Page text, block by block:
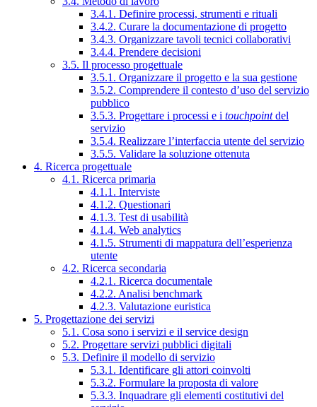
3.4.1. Definire processi, strumenti e rituali
3.4.2. Curare la documentazione di progetto
3.4.3. Organizzare tavoli tecnici collaborativi
3.4.4. Prendere decisioni
3.5. Il processo progettuale
3.5.1. Organizzare il progetto e la sua gestione
3.5.2. Comprendere il contesto d’uso del servizio
pubblico
3.5.3. Progettare i processi e i touchpointdel
servizio
3.5.4. Realizzare l’interfaccia utente del servizio
3.5.5. Validare la soluzione ottenuta
4. Ricerca progettuale
4.1. Ricerca primaria
4.1.1. Interviste
4.1.2. Questionari
4.1.3. Test di usabilità
4.1.4. Web analytics
4.1.5. Strumenti di mappatura dell’esperienza
utente
4.2. Ricerca secondaria
4.2.1. Ricerca documentale
4.2.2. Analisi benchmark
4.2.3. Valutazione euristica
5. Progettazione dei servizi
5.1. Cosa sono i servizi e il service design
5.2. Progettare servizi pubblici digitali
5.3. Definire il modello di servizio
5.3.1. Identificare gli attori coinvolti
5.3.2. Formulare la proposta di valore
5.3.3. Inquadrare gli elementi costitutivi del